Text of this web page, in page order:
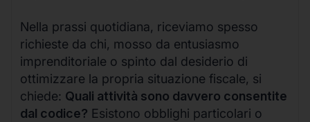
Nella prassi quotidiana, riceviamo spesso
richieste da chi, mosso da entusiasmo
imprenditoriale o spinto dal desiderio di
ottimizzare la propria situazione fiscale, si
chiede: Quali attività sono davvero consentite
dal codice? Esistono obblighi particolari o